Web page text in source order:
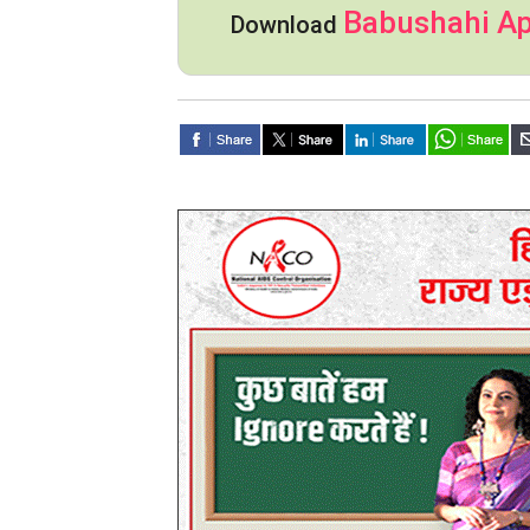
Download Babushahi